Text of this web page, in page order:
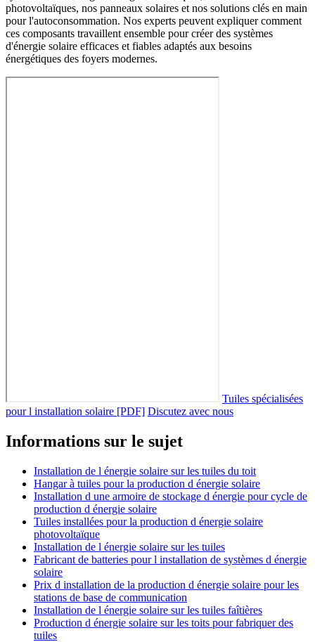
photovoltaïques, nos panneaux solaires et nos solutions clés en main
pour l'autoconsommation. Nos experts peuvent expliquer comment
ces composants travaillent ensemble pour créer des systèmes
d'énergie solaire efficaces et fiables adaptés aux besoins
énergétiques des foyers modernes.
Tuiles spécialisées
pour l installation solaire [PDF] Discutez avec nous
Informations sur le sujet
Installation de l énergie solaire sur les tuiles du toit
Hangar à tuiles pour la production d énergie solaire
Installation d une armoire de stockage d énergie pour cycle de
production d énergie solaire
Tuiles installées pour la production d énergie solaire
photovoltaïque
Installation de l énergie solaire sur les tuiles
Fabricant de batteries pour l installation de systèmes d énergie
solaire
Prix d installation de la production d énergie solaire pour les
stations de base de communication
Installation de l énergie solaire sur les tuiles faîtières
Production d énergie solaire sur les toits pour fabriquer des
tuiles